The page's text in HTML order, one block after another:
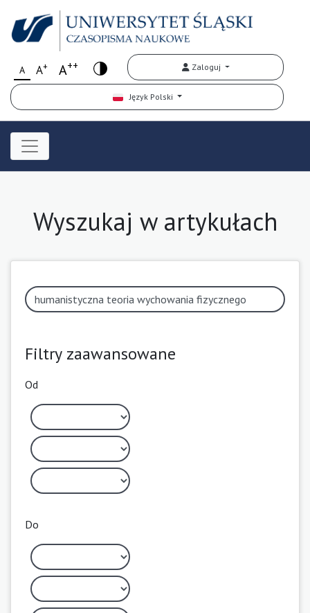
A A+ A++ Zaloguj
Język Polski
Wyszukaj w artykułach
Filtry zaawansowane
Od
Do